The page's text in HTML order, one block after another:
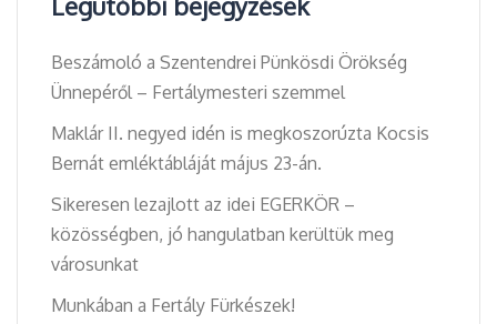
Beszámoló a Szentendrei Pünkösdi Örökség
Ünnepéről – Fertálymesteri szemmel
Maklár II. negyed idén is megkoszorúzta Kocsis
Bernát emléktábláját május 23-án.
Sikeresen lezajlott az idei EGERKÖR –
közösségben, jó hangulatban kerültük meg
városunkat
Munkában a Fertály Fürkészek!